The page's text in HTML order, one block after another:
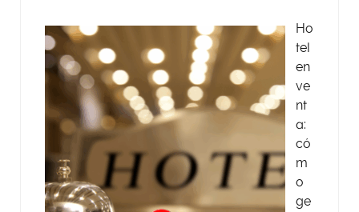
Ho
tel
en
ve
nt
a:
có
m
o
ge